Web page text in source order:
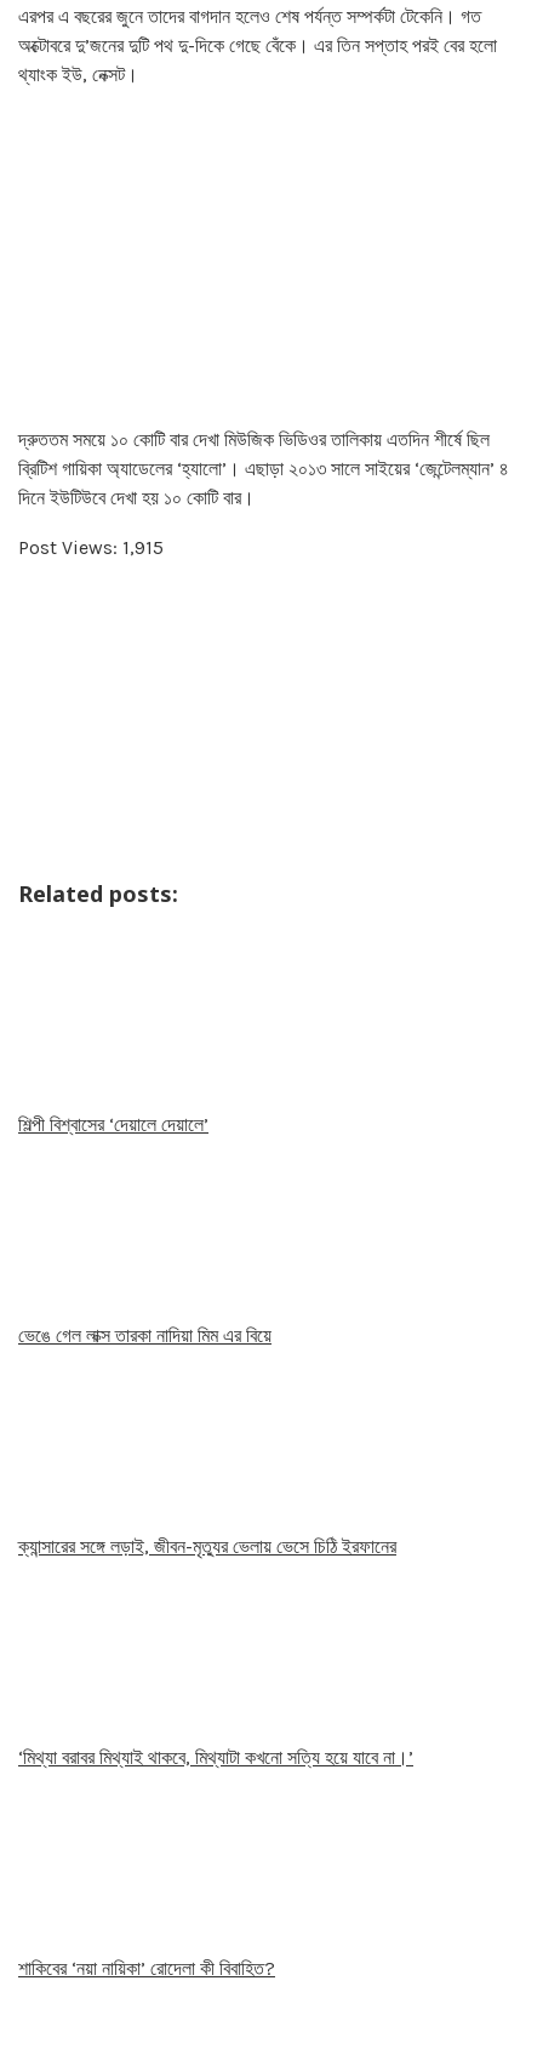
এরপর এ বছরের জুনে তাদের বাগদান হলেও শেষ পর্যন্ত সম্পর্কটা টেকেনি। গত
অক্টোবরে দু’জনের দুটি পথ দু-দিকে গেছে বেঁকে। এর তিন সপ্তাহ পরই বের হলো
থ্যাংক ইউ, নেক্সট।
দ্রুততম সময়ে ১০ কোটি বার দেখা মিউজিক ভিডিওর তালিকায় এতদিন শীর্ষে ছিল
ব্রিটিশ গায়িকা অ্যাডেলের ‘হ্যালো’। এছাড়া ২০১৩ সালে সাইয়ের ‘জেন্টেলম্যান’ ৪
দিনে ইউটিউবে দেখা হয় ১০ কোটি বার।
Post Views: 1,915
Related posts:
শিল্পী বিশ্বাসের ‘দেয়ালে দেয়ালে’
ভেঙে গেল লাক্স তারকা নাদিয়া মিম এর বিয়ে
ক্যান্সারের সঙ্গে লড়াই, জীবন-মৃত্যুর ভেলায় ভেসে চিঠি ইরফানের
‘মিথ্যা বরাবর মিথ্যাই থাকবে, মিথ্যাটা কখনো সত্যি হয়ে যাবে না।’
শাকিবের ‘নয়া নায়িকা’ রোদেলা কী বিবাহিত?